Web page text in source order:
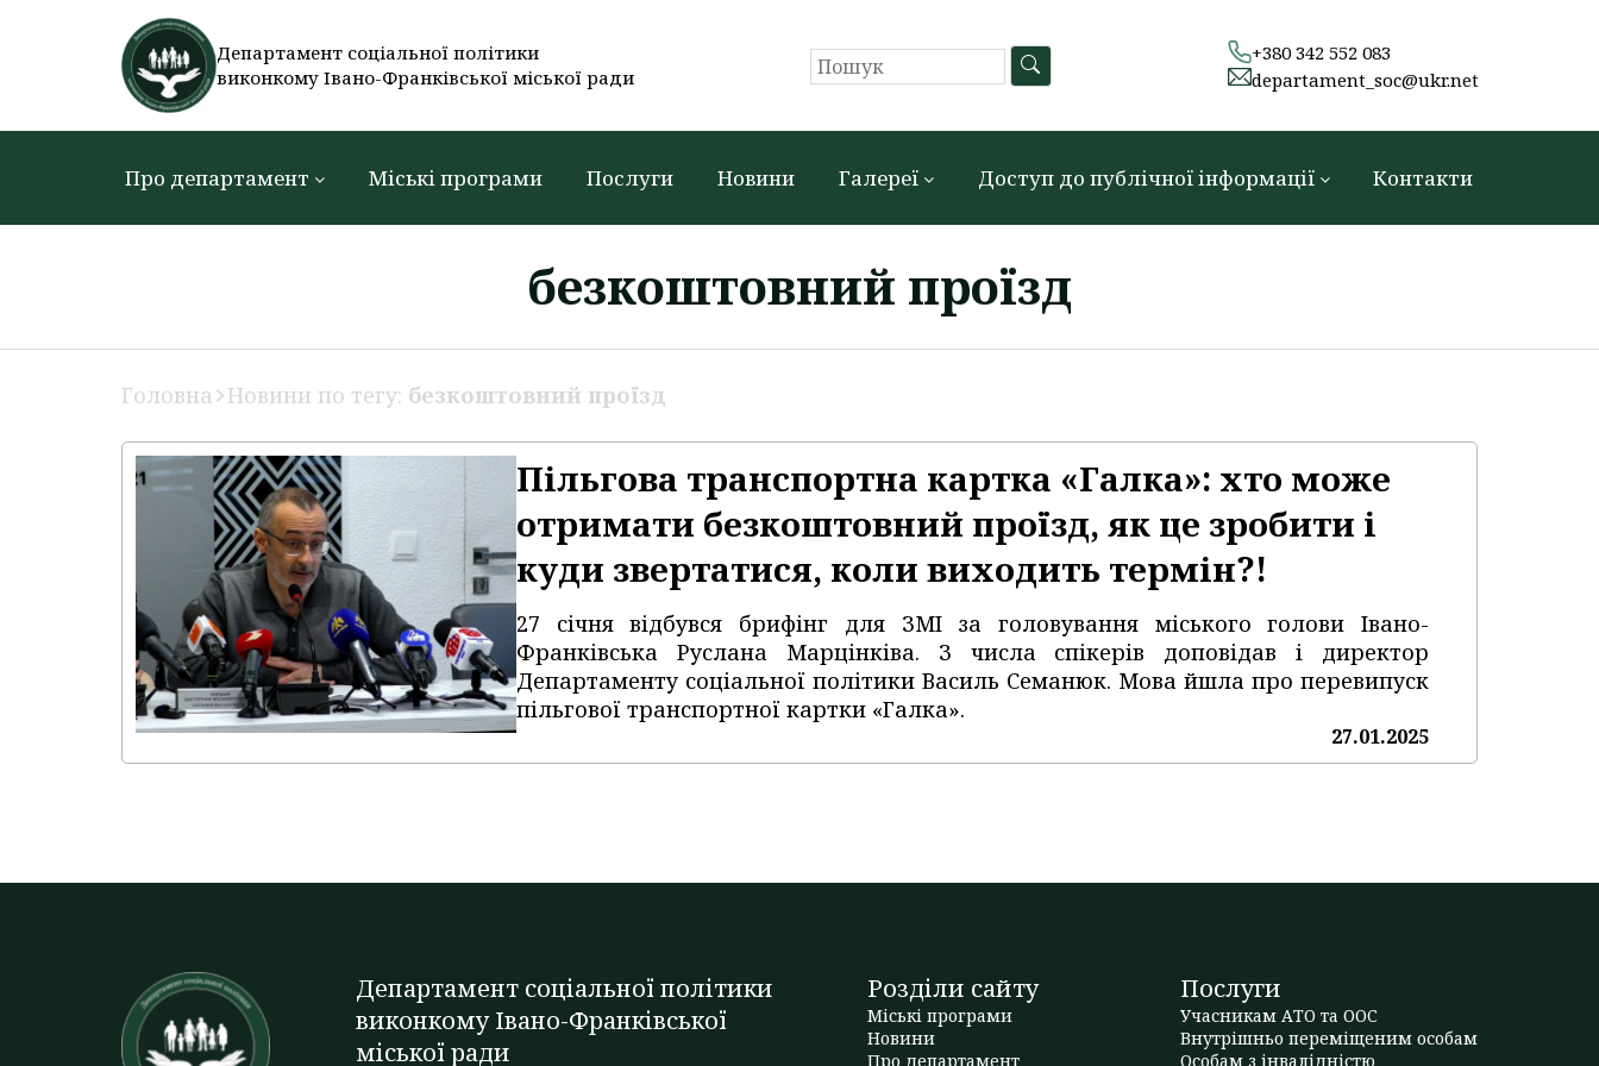
Департамент соціальної політики
виконкому Івано-Франківської міської ради
+380 342 552 083
departament_soc@ukr.net
Про департамент Міські програми Послуги Новини Галереї Доступ до публічної інформації Контакти
безкоштовний проїзд
Головна Новини по тегу: безкоштовний проїзд
Пільгова транспортна картка «Галка»: хто може
отримати безкоштовний проїзд, як це зробити і
куди звертатися, коли виходить термін?!
27 січня відбувся брифінг для ЗМІ за головування міського голови Івано-
Франківська Руслана Марцінківа. З числа спікерів доповідав і директор
Департаменту соціальної політики Василь Семанюк. Мова йшла про перевипуск
пільгової транспортної картки «Галка».
27.01.2025
Департамент соціальної політики
виконкому Івано-Франківської
міської ради
Розділи сайту
Міські програми
Новини
Про департамент
Послуги
Учасникам АТО та ООС
Внутрішньо переміщеним особам
Особам з інвалідністю